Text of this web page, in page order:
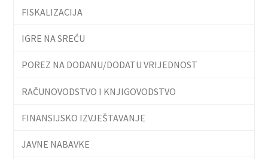
FISKALIZACIJA
IGRE NA SREĆU
POREZ NA DODANU/DODATU VRIJEDNOST
RAČUNOVODSTVO I KNJIGOVODSTVO
FINANSIJSKO IZVJEŠTAVANJE
JAVNE NABAVKE